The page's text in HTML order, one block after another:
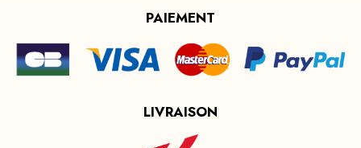
PAIEMENT
LIVRAISON